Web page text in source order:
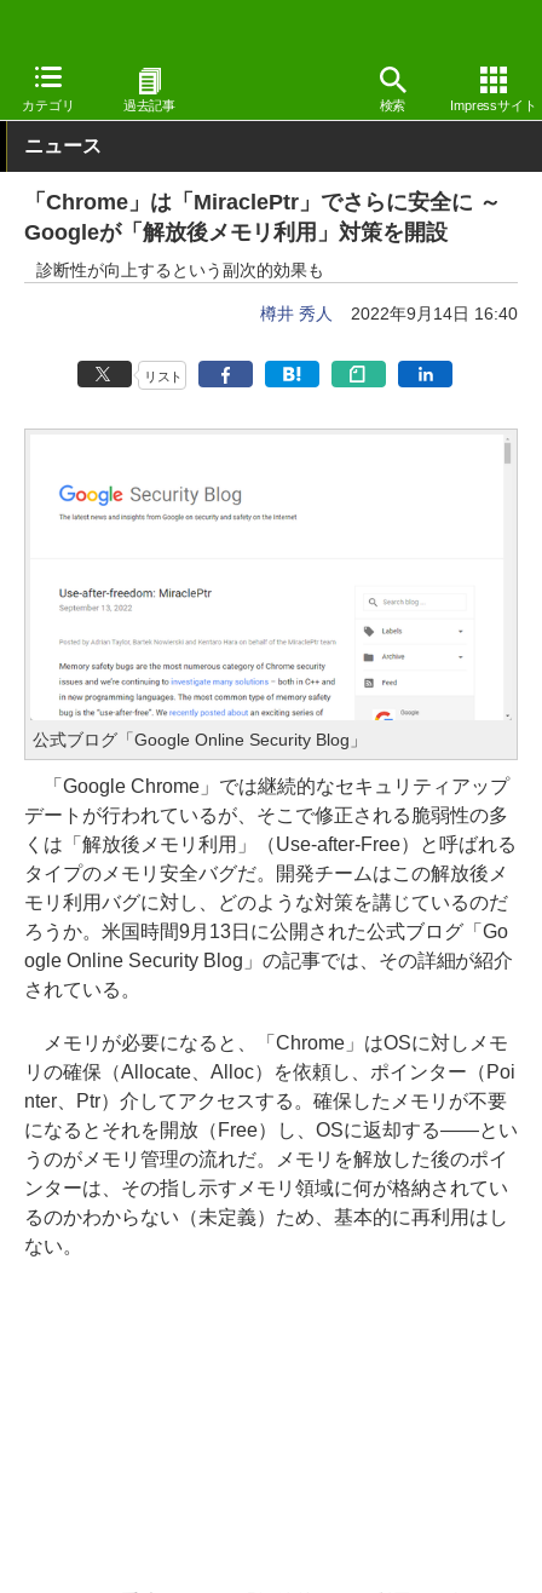
カテゴリ 過去記事 検索 Impressサイト
窓の杜 セキュリティ Windows
ニュース
「Chrome」は「MiraclePtr」でさらに安全に ～
Googleが「解放後メモリ利用」対策を開設
診断性が向上するという副次的効果も
樽井 秀人 2022年9月14日 16:40
リスト
公式ブログ「Google Online Security Blog」
「Google Chrome」では継続的なセキュリティアップ
デートが行われているが、そこで修正される脆弱性の多
くは「解放後メモリ利用」（Use-after-Free）と呼ばれる
タイプのメモリ安全バグだ。開発チームはこの解放後メ
モリ利用バグに対し、どのような対策を講じているのだ
ろうか。米国時間9月13日に公開された公式ブログ「Go
ogle Online Security Blog」の記事では、その詳細が紹介
されている。
メモリが必要になると、「Chrome」はOSに対しメモ
リの確保（Allocate、Alloc）を依頼し、ポインター（Poi
nter、Ptr）介してアクセスする。確保したメモリが不要
になるとそれを開放（Free）し、OSに返却する――とい
うのがメモリ管理の流れだ。メモリを解放した後のポイ
ンターは、その指し示すメモリ領域に何が格納されてい
るのかわからない（未定義）ため、基本的に再利用はし
ない。